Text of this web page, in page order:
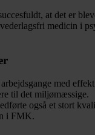
at det er
medicin i
med
til det miljømæssige.
også et stort
i FMK.